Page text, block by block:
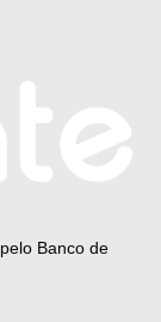
Banco de